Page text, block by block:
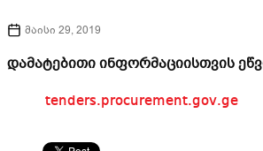
მაისი 29, 2019
დამატებითი ინფორმაციისთვის
tenders.procurement.gov.ge